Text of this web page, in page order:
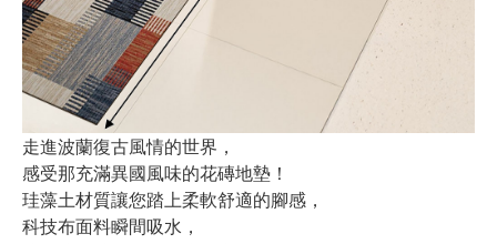
走進波蘭復古風情的世界，
感受那充滿異國風味的花磚地墊！
珪藻土材質讓您踏上柔軟舒適的腳感，
科技布面料瞬間吸水，